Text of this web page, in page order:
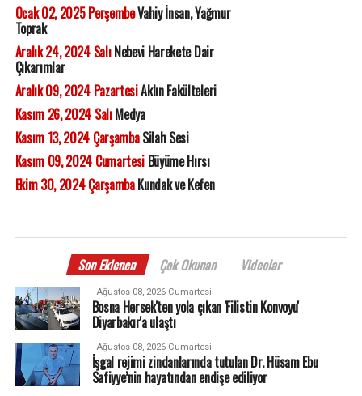
Ocak 02, 2025 PerşembeVahiy İnsan, Yağmur
Toprak
Aralık 24, 2024 SalıNebevi Harekete Dair
Çıkarımlar
Aralık 09, 2024 PazartesiAklın Fakülteleri
Kasım 26, 2024 SalıMedya
Kasım 13, 2024 ÇarşambaSilah Sesi
Kasım 09, 2024 CumartesiBüyüme Hırsı
Ekim 30, 2024 ÇarşambaKundak ve Kefen
Son Eklenen Çok Okunan Videolar
Ağustos 08, 2026 Cumartesi
Bosna Hersek'ten yola çıkan 'Filistin Konvoyu'
Diyarbakır'a ulaştı
Ağustos 08, 2026 Cumartesi
İşgal rejimi zindanlarında tutulan Dr. Hüsam Ebu
Safiyye’nin hayatından endişe ediliyor